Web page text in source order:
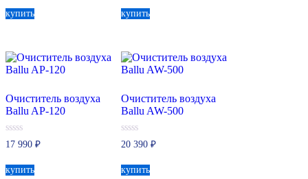
купить купить
Очиститель воздуха
Ballu AP-120
0
из
17 990 ₽
купить
Очиститель воздуха
Ballu AW-500
0
из
20 390₽
купить